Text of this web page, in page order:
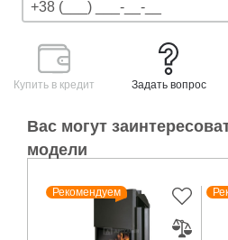
Купить в кредит Задать вопрос
Вас могут
модели
Рекомендуем